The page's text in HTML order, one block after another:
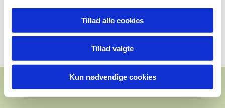
Tillad alle cookies
Tillad valgte
Kun nødvendige cookies